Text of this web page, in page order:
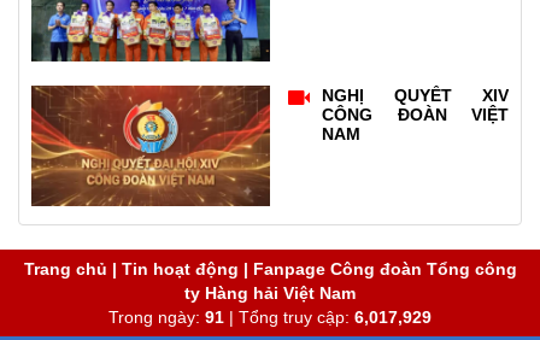
NGHỊ QUYẾT XIV
CÔNG ĐOÀN VIỆT
NAM
Trang chủ | Tin hoạt động | Fanpage Công đoàn Tổng công
ty Hàng hải Việt Nam
Trong ngày: 91 | Tổng truy cập: 6,017,929